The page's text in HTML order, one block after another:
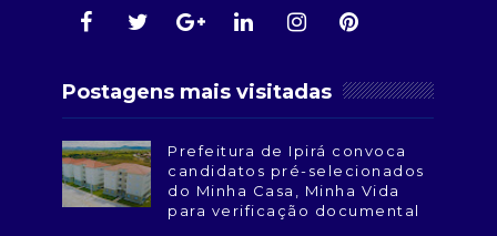
Postagens mais visitadas
Prefeitura de Ipirá convoca
candidatos pré-selecionados
do Minha Casa, Minha Vida
para verificação documental